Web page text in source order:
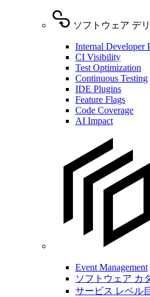
ソフトウェア デ
Internal Developer
CI Visibility
Test Optimization
Continuous Testing
IDE Plugins
Feature Flags
Code Coverage
AI Impact
Event Management
ソフトウェア カ
サービス レベル